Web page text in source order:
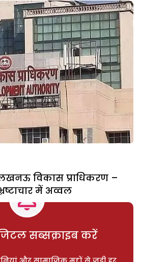
विकास प्राधिकरण –
में अव्वल
सब्सक्राइब करें